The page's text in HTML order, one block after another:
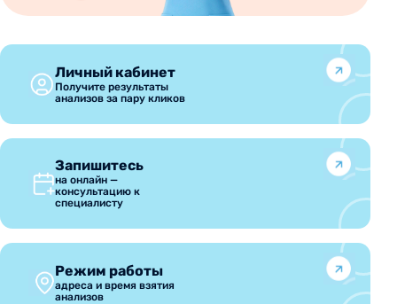
Личный кабинет
Получите результаты
анализов за пару кликов
Запишитесь
на онлайн —
консультацию к
специалисту
Режим работы
адреса и время взятия
анализов